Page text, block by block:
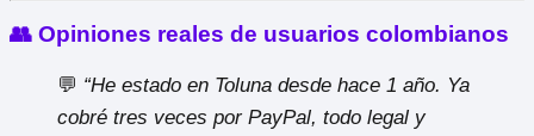
👥 Opiniones reales de usuarios colombianos
💬 “He estado en Toluna desde hace 1 año. Ya
cobré tres veces por PayPal, todo legal y